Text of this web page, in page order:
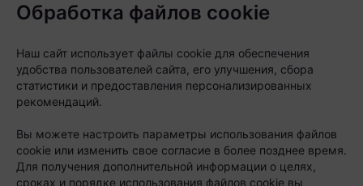
для отпуска, выходных и
перезагрузки
Автор: relax.by, 03.08.2026
Летом хочется хотя бы на время выключить
рабочие чаты, сменить картинку и оказаться там,
Обработка файлов cookie
Наш сайт использует файлы cookie для обеспечения
удобства пользователей сайта, его улучшения, сбора
статистики и предоставления персонализированных
рекомендаций.
Вы можете настроить параметры использования файлов
cookie или изменить свое согласие в более позднее время.
Для получения дополнительной информации о целях,
сроках и порядке использования файлов cookie вы